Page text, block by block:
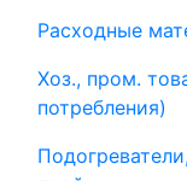
Расходные
Хоз., пром.
потребления)